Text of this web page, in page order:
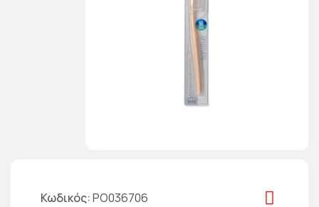
Κωδικός PO036706